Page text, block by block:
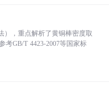
），重点解析了黄铜棒密度取
考GB/T 4423-2007等国家标